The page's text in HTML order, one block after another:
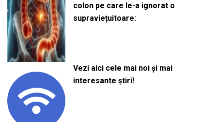
colon pe care le-a ignorat o
supraviețuitoare:
Vezi aici cele mai noi și mai
interesante știri!